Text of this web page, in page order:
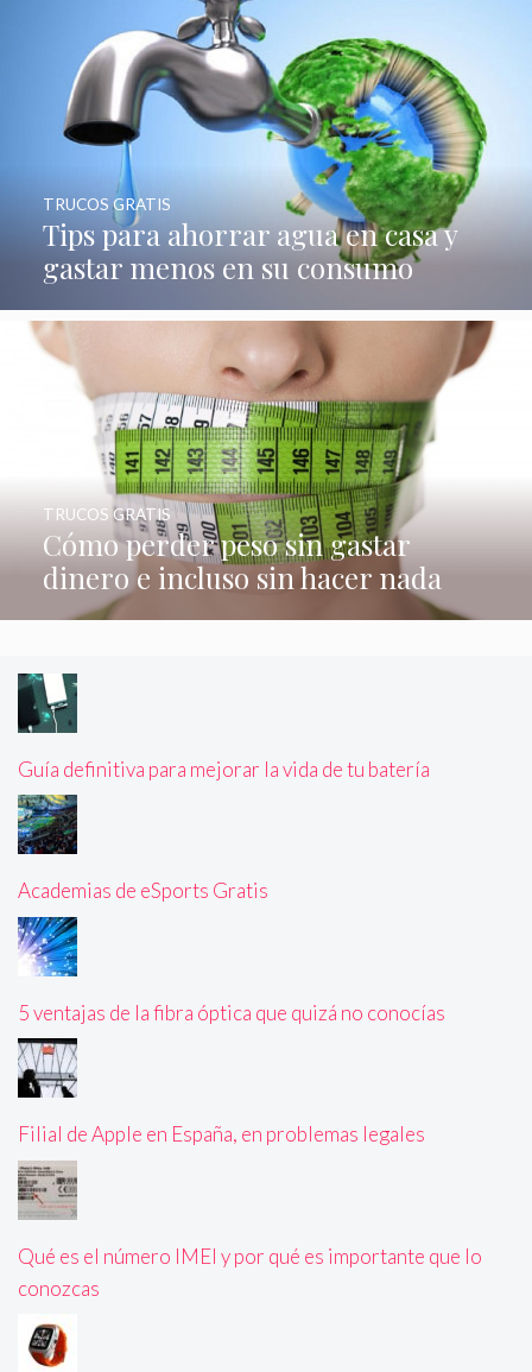
Tips para ahorrar agua en casa y
gastar menos en su consumo
TRUCOS GRATIS
Cómo perder peso sin gastar
dinero e incluso sin hacer nada
TRUCOS GRATIS
Guía definitiva para mejorar la vida de tu batería
Academias de eSports Gratis
5 ventajas de la fibra óptica que quizá no conocías
Filial de Apple en España, en problemas legales
Qué es el número IMEI y por qué es importante que lo
conozcas